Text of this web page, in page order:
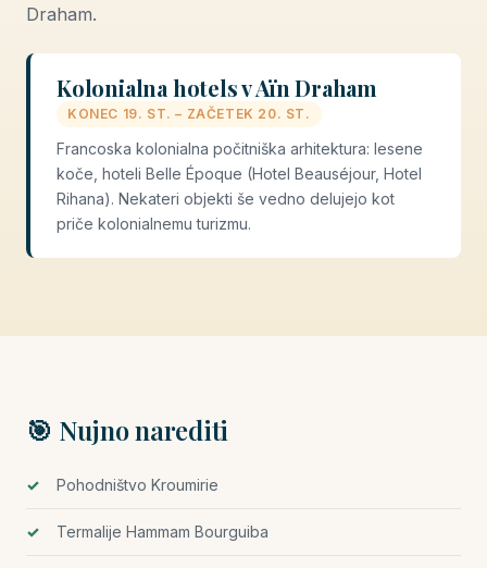
Draham.
Kolonialna hotels v Aïn Draham
KONEC 19. ST. – ZAČETEK 20. ST.
Francoska kolonialna počitniška arhitektura: lesene
koče, hoteli Belle Époque (Hotel Beauséjour, Hotel
Rihana). Nekateri objekti še vedno delujejo kot
priče kolonialnemu turizmu.
🎯 Nujno narediti
Pohodništvo Kroumirie
Termalije Hammam Bourguiba